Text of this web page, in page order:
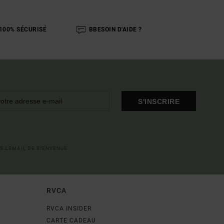
SÉCURISÉ BBESOIN D'AIDE ?
S'INSCRIRE
RVCA
RVCA INSIDER
CARTE CADEAU